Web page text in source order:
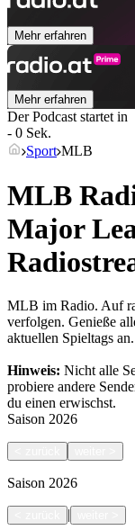
Mehr erfahren
Mehr erfahren
Der Podcast startet in
- 0 Sek.
Sport MLB
MLB
Major
MLB im Radio. Auf
verfolgen. Genieße
aktuellen Spieltags an.
Hinweis: Nicht alle
probiere andere
du einen erwischst.
Saison 2026
Saison 2026
|